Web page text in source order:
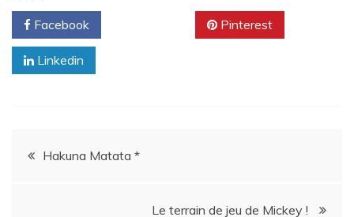
Facebook Pinterest
Linkedin
Navigation
Hakuna Matata *
Le terrain de jeu de Mickey !